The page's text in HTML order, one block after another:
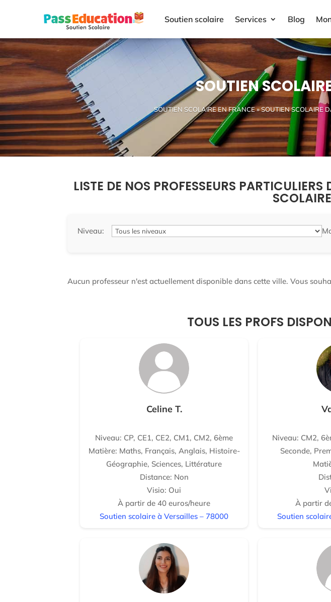
Soutien scolaire Services Blog
SOUTIEN
SOUTIEN SCOLAIRE EN FRANCE»SOUTIEN SCOLAIRE
LISTE DE NOS PROFESSEURS
Niveau:
Aucun professeur n'est actuellement disponible dans cette ville. Vous
TOUS LES PROFS
Celine T.
Niveau: CP, CE1, CE2, CM1, CM2, 6ème
Matière: Maths, Français, Anglais, Histoire-
Géographie, Sciences, Littérature
Distance: Non
Visio: Oui
À partir de 40 euros/heure
Soutien scolaire à Versailles – 78000
Niveau: CM2,
Seconde,
À partir
Soutien